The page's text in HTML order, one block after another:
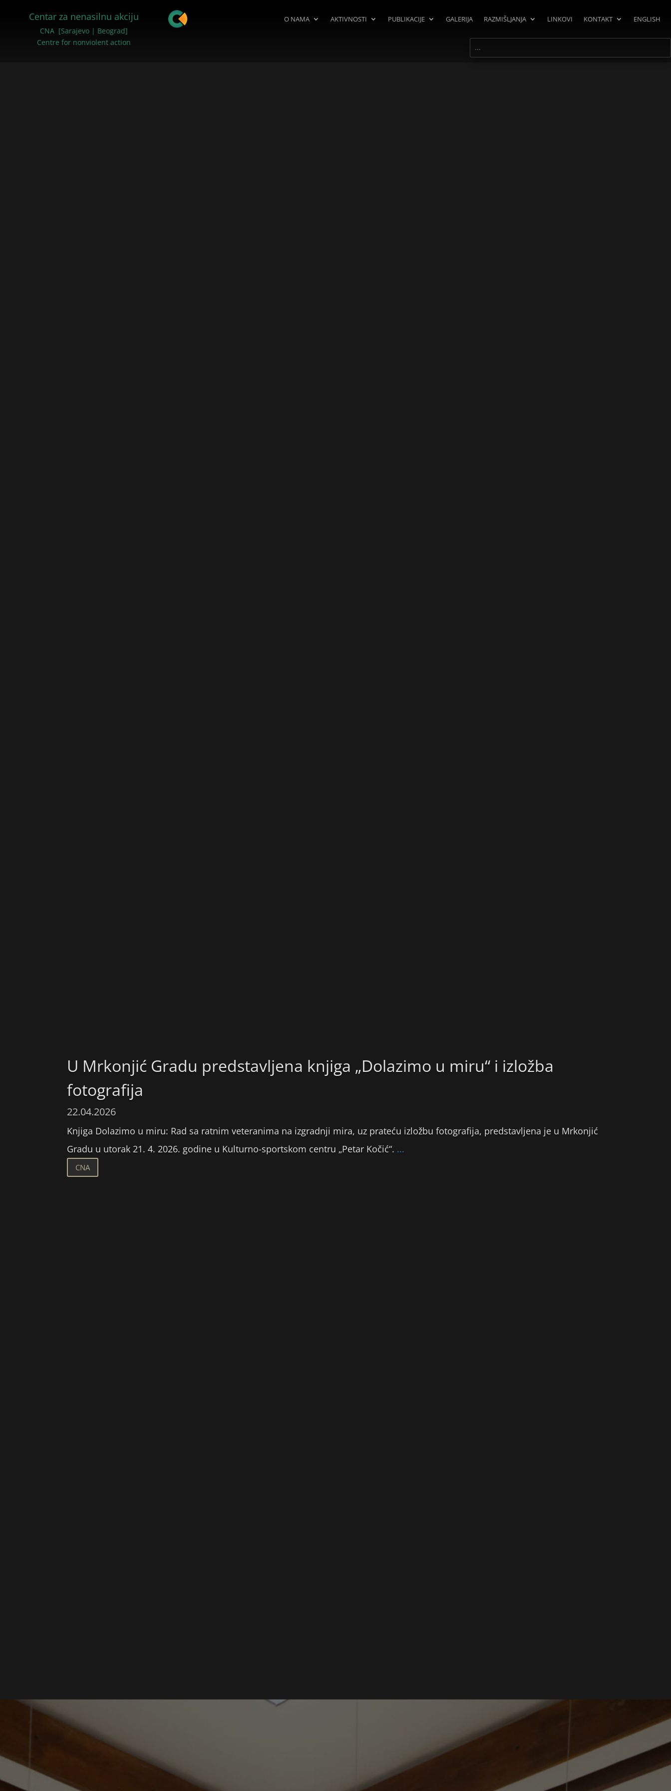
Centar za nenasilnu akciju
CNA [Sarajevo | Beograd]
Centre for nonviolent action
O NAMA AKTIVNOSTI PUBLIKACIJE GALERIJA RAZMIŠLJANJA LINKOVI KONTAKT ENGLISH
U Mrkonjić Gradu predstavljena knjiga „Dolazimo u miru“ i izložba
fotografija
22.04.2026
Knjiga Dolazimo u miru: Rad sa ratnim veteranima na izgradnji mira, uz prateću izložbu fotografija, predstavljena je u Mrkonjić
Gradu u utorak 21. 4. 2026. godine u Kulturno-sportskom centru „Petar Kočić“. ...
CNA